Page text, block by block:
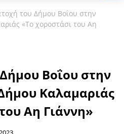
του Δήμου Βοΐου στην
«Το χοροστάσι του Αη
Βοΐου στην
Καλαμαριάς
Αη Γιάννη»